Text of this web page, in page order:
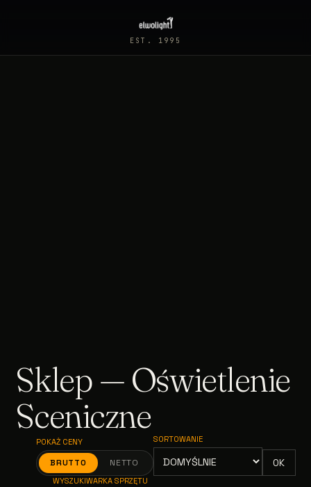
EST. 1995
Sklep — Oświetlenie
Sceniczne
POKAŻ CENY
BRUTTO NETTO
SORTOWANIE
OK
WYSZUKIWARKA SPRZĘTU